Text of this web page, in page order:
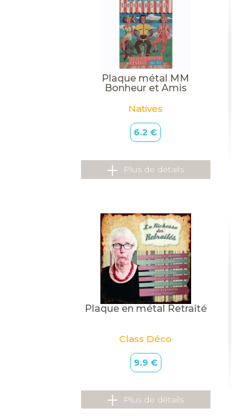
Plaque métal MM
Bonheur et Amis
Natives
6.2 €
Plus de détails
Plaque en métal Retraité
Class Déco
9.9 €
Plus de détails